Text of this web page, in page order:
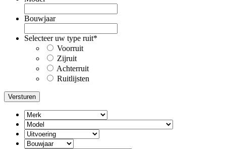
Bouwjaar
Selecteer uw type ruit*
Voorruit
Zijruit
Achterruit
Ruitlijsten